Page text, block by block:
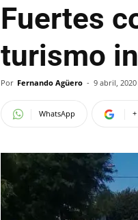
Fuertes
turismo
Por Fernando Agüero - 9 abril, 2020
WhatsApp